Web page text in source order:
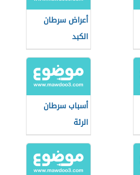
أعراض سرطان
الكبد
أسباب سرطان
الرئة